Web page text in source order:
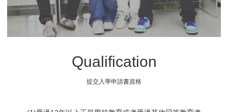
Qualification
提交入學申請書資格